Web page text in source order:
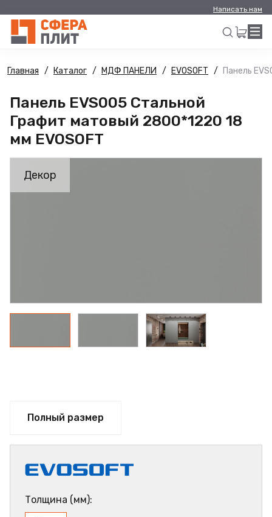
Написать нам
Искать
Главная Каталог МДФ ПАНЕЛИ EVOSOFT Панель
Панель EVS005 Стальной
Графит матовый 2800*1220 18
мм EVOSOFT
Декор
Полный размер
Толщина (мм):